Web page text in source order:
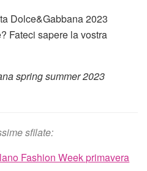
Dolce&Gabbana 2023
Fateci sapere la vostra
spring summer 2023
sfilate:
Fashion Week primavera